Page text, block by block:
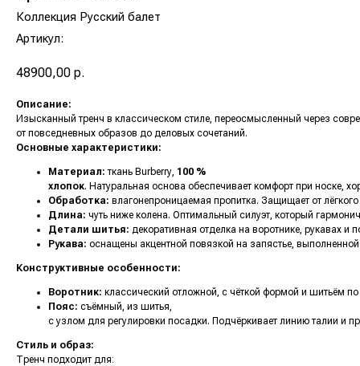
Коллекция Русский балет
Артикул:
48900,00 р.
Описание:
Изысканный тренч в классическом стиле, переосмысленный через
от повседневных образов до деловых сочетаний.
Основные характеристики:
Материал: ткань Burberry 100 %
хлопок. Натуральная основа обеспечивает комфорт при носке,
Обработка: влагонепроницаемая пропитка. Защищает от
Длина: чуть ниже колена. Оптимальный силуэт, который
Детали шитья: декоративная отделка на воротнике, рукавах
Рукава: оснащены акцентной повязкой на запястье,
Конструктивные особенности:
Воротник: классический отложной, с чёткой формой и шитьём
Пояс: съёмный, из шитья,
с узлом для регулировки посадки. Подчёркивает линию талии и
Стиль и образ:
Тренч подходит для: